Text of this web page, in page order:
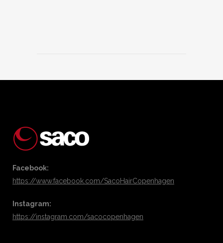
Facebook:
https://www.facebook.com/SacoHairCopenhagen
Instagram:
https://instagram.com/sacocopenhagen